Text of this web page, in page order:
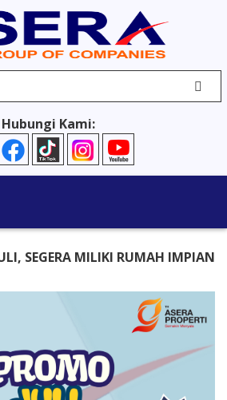
Hubungi Kami:
SEGERA MILIKI RUMAH IMPIAN,